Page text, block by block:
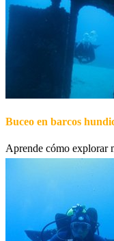
Buceo en barcos
Aprende cómo explorar